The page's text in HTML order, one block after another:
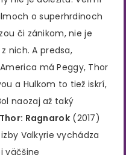
o superhrdinoch
či zánikom, nie je
nich. A predsa,
má Peggy, Thor
a Hulkom to tiež iskrí,
naozaj až taký
Thor: Ragnarok(2017)
Valkyrie vychádza
väčšine